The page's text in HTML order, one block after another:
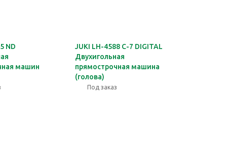
ND
машин
JUKI LH-4588 С-7 DIGITAL
Двухигольная
прямострочная машина
(голова)
Под заказ